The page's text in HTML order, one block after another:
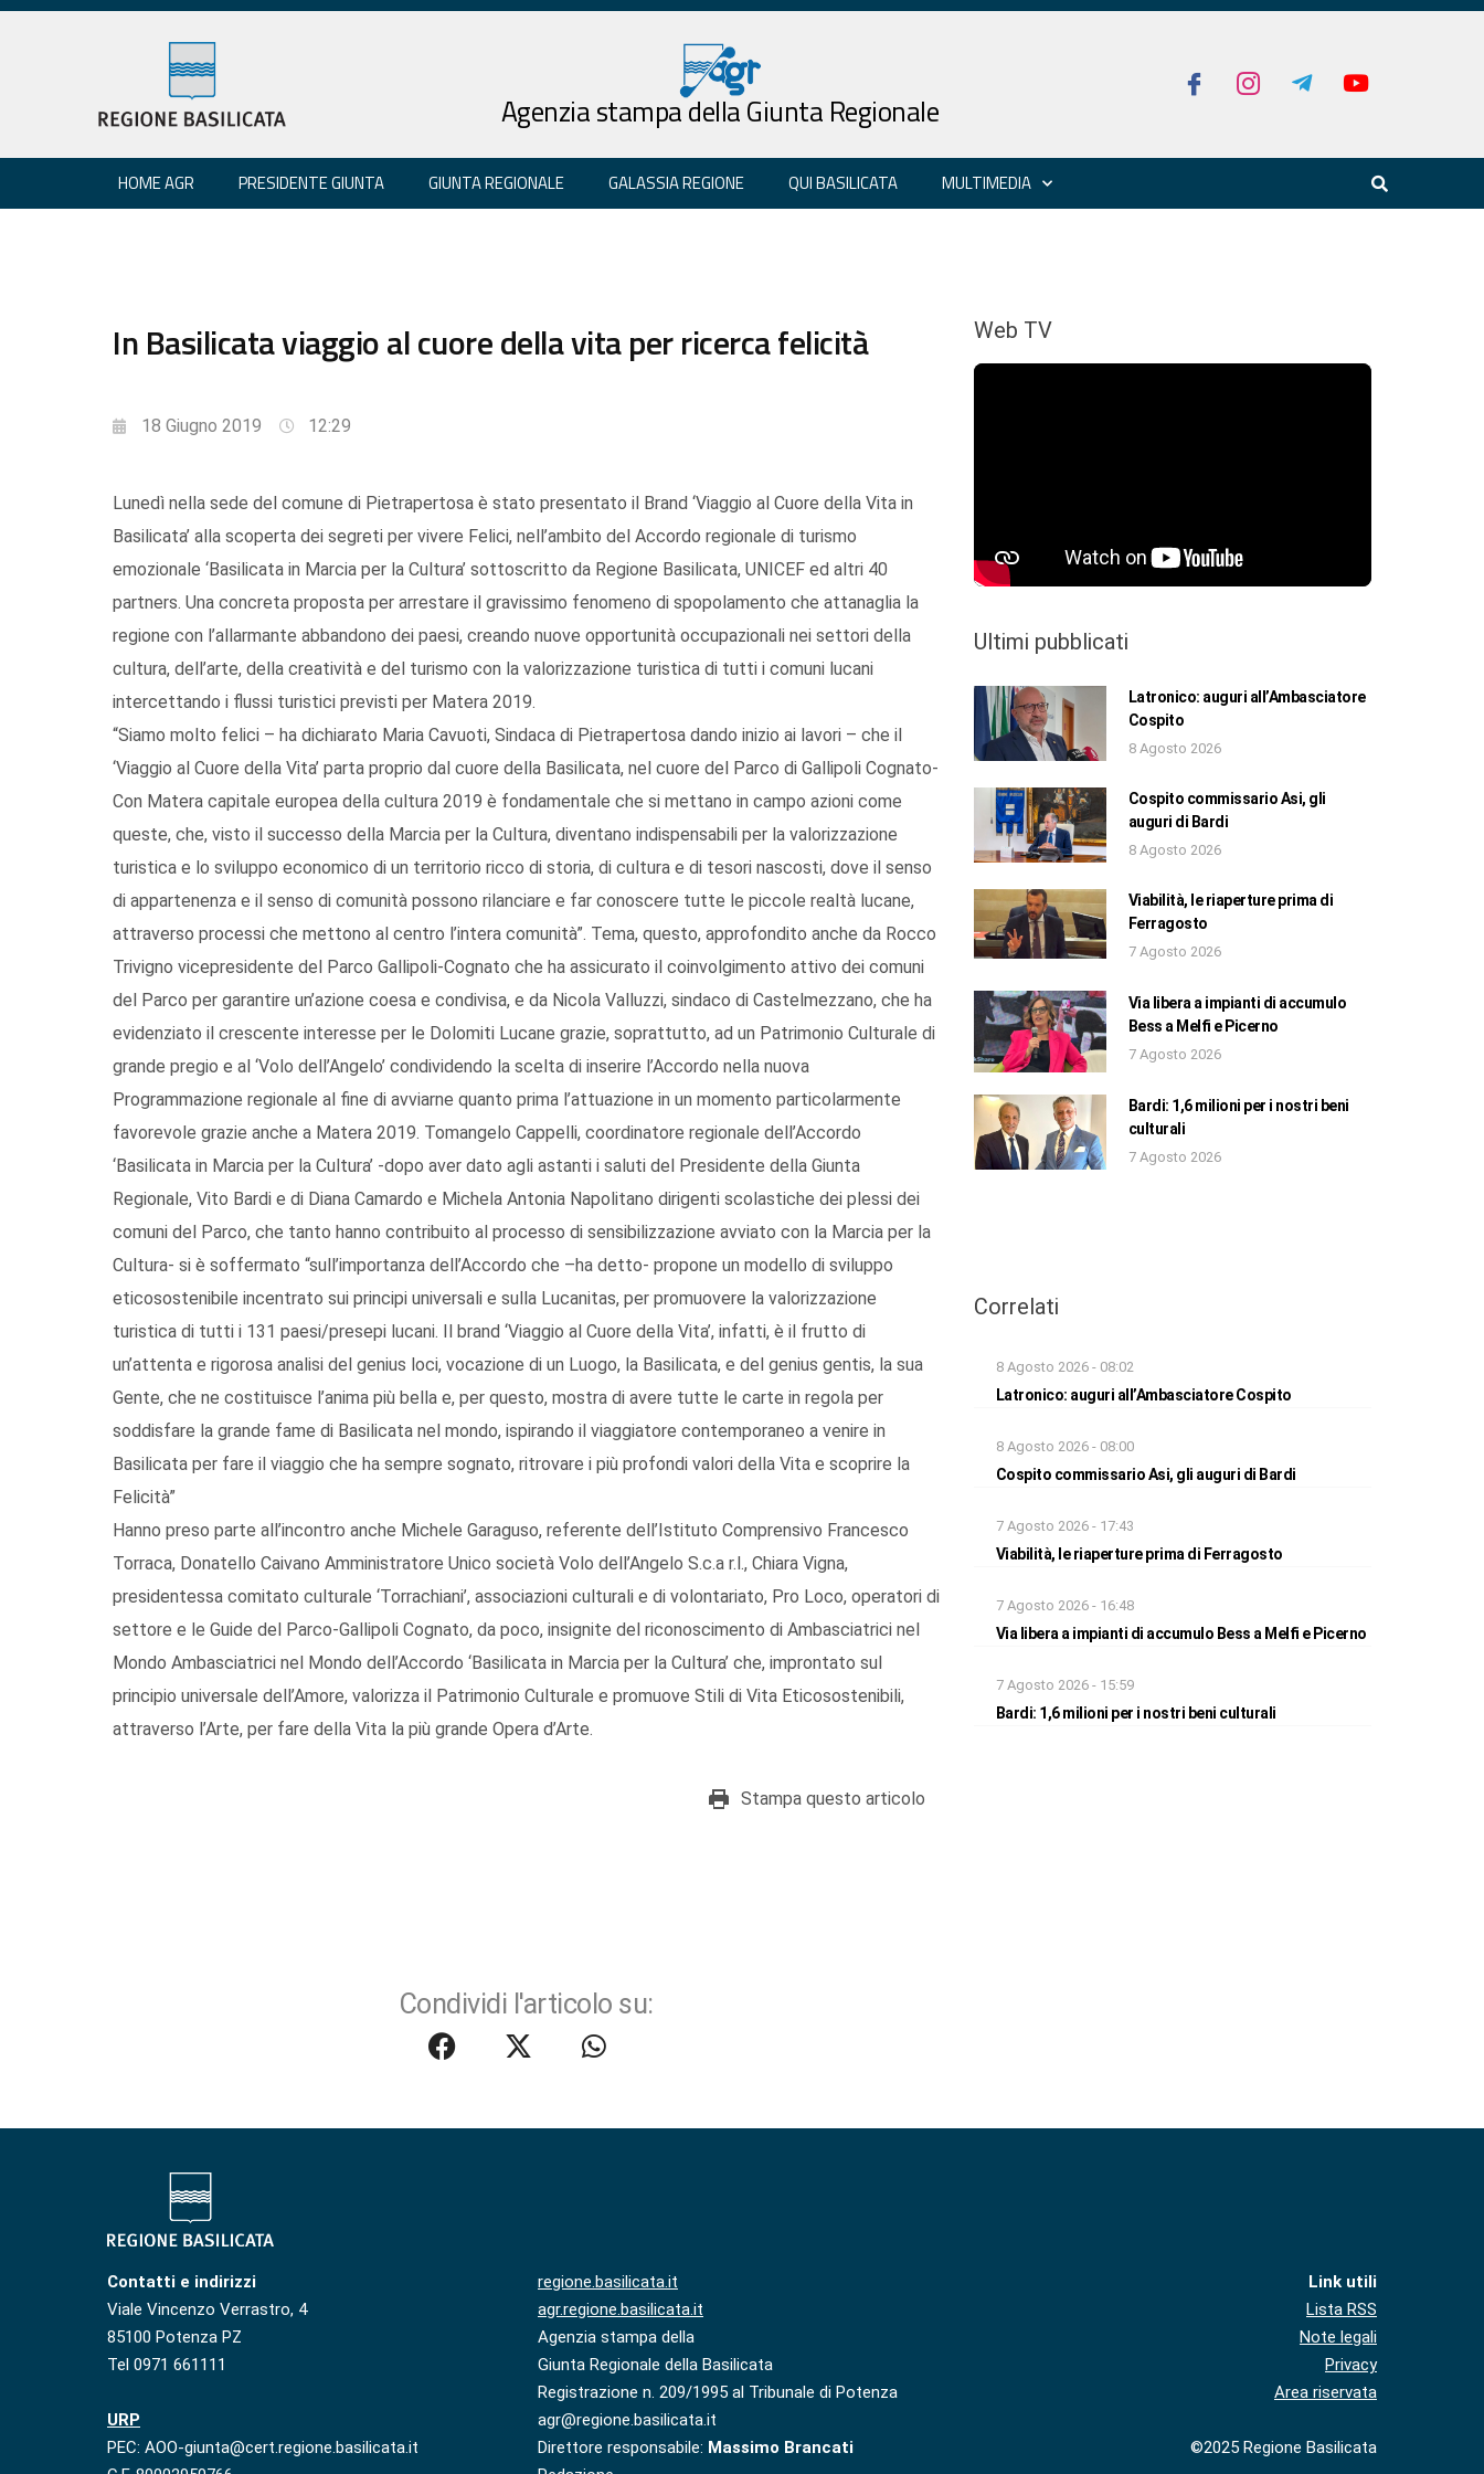
Agenzia stampa della Giunta Regionale
HOME AGR PRESIDENTE GIUNTA GIUNTA REGIONALE GALASSIA REGIONE QUI BASILICATA MULTIMEDIA
In Basilicata viaggio al cuore della vita per ricerca felicità
18 Giugno 2019 12:29
Lunedì nella sede del comune di Pietrapertosa è stato presentato il Brand ‘Viaggio al Cuore della Vita in
Basilicata’ alla scoperta dei segreti per vivere Felici, nell’ambito del Accordo regionale di turismo
emozionale ‘Basilicata in Marcia per la Cultura’ sottoscritto da Regione Basilicata, UNICEF ed altri 40
partners. Una concreta proposta per arrestare il gravissimo fenomeno di spopolamento che attanaglia la
regione con l’allarmante abbandono dei paesi, creando nuove opportunità occupazionali nei settori della
cultura, dell’arte, della creatività e del turismo con la valorizzazione turistica di tutti i comuni lucani
intercettando i flussi turistici previsti per Matera 2019.
“Siamo molto felici – ha dichiarato Maria Cavuoti, Sindaca di Pietrapertosa dando inizio ai lavori – che il
‘Viaggio al Cuore della Vita’ parta proprio dal cuore della Basilicata, nel cuore del Parco di Gallipoli Cognato-
Con Matera capitale europea della cultura 2019 è fondamentale che si mettano in campo azioni come
queste, che, visto il successo della Marcia per la Cultura, diventano indispensabili per la valorizzazione
turistica e lo sviluppo economico di un territorio ricco di storia, di cultura e di tesori nascosti, dove il senso
di appartenenza e il senso di comunità possono rilanciare e far conoscere tutte le piccole realtà lucane,
attraverso processi che mettono al centro l’intera comunità”. Tema, questo, approfondito anche da Rocco
Trivigno vicepresidente del Parco Gallipoli-Cognato che ha assicurato il coinvolgimento attivo dei comuni
del Parco per garantire un’azione coesa e condivisa, e da Nicola Valluzzi, sindaco di Castelmezzano, che ha
evidenziato il crescente interesse per le Dolomiti Lucane grazie, soprattutto, ad un Patrimonio Culturale di
grande pregio e al ‘Volo dell’Angelo’ condividendo la scelta di inserire l’Accordo nella nuova
Programmazione regionale al fine di avviarne quanto prima l’attuazione in un momento particolarmente
favorevole grazie anche a Matera 2019. Tomangelo Cappelli, coordinatore regionale dell’Accordo
‘Basilicata in Marcia per la Cultura’ -dopo aver dato agli astanti i saluti del Presidente della Giunta
Regionale, Vito Bardi e di Diana Camardo e Michela Antonia Napolitano dirigenti scolastiche dei plessi dei
comuni del Parco, che tanto hanno contribuito al processo di sensibilizzazione avviato con la Marcia per la
Cultura- si è soffermato “sull’importanza dell’Accordo che –ha detto- propone un modello di sviluppo
eticosostenibile incentrato sui principi universali e sulla Lucanitas, per promuovere la valorizzazione
turistica di tutti i 131 paesi/presepi lucani. Il brand ‘Viaggio al Cuore della Vita’, infatti, è il frutto di
un’attenta e rigorosa analisi del genius loci, vocazione di un Luogo, la Basilicata, e del genius gentis, la sua
Gente, che ne costituisce l’anima più bella e, per questo, mostra di avere tutte le carte in regola per
soddisfare la grande fame di Basilicata nel mondo, ispirando il viaggiatore contemporaneo a venire in
Basilicata per fare il viaggio che ha sempre sognato, ritrovare i più profondi valori della Vita e scoprire la
Felicità”
Hanno preso parte all’incontro anche Michele Garaguso, referente dell’Istituto Comprensivo Francesco
Torraca, Donatello Caivano Amministratore Unico società Volo dell’Angelo S.c.a r.l., Chiara Vigna,
presidentessa comitato culturale ‘Torrachiani’, associazioni culturali e di volontariato, Pro Loco, operatori di
settore e le Guide del Parco-Gallipoli Cognato, da poco, insignite del riconoscimento di Ambasciatrici nel
Mondo Ambasciatrici nel Mondo dell’Accordo ‘Basilicata in Marcia per la Cultura’ che, improntato sul
principio universale dell’Amore, valorizza il Patrimonio Culturale e promuove Stili di Vita Eticosostenibili,
attraverso l’Arte, per fare della Vita la più grande Opera d’Arte.
Stampa questo articolo
Condividi l'articolo su:
Web TV
Ultimi pubblicati
Latronico: auguri all’Ambasciatore
Cospito
8 Agosto 2026
Cospito commissario Asi, gli
auguri di Bardi
8 Agosto 2026
Viabilità, le riaperture prima di
Ferragosto
7 Agosto 2026
Via libera a impianti di accumulo
Bess a Melfi e Picerno
7 Agosto 2026
Bardi: 1,6 milioni per i nostri beni
culturali
7 Agosto 2026
Correlati
8 Agosto 2026 - 08:02
Latronico: auguri all’Ambasciatore Cospito
8 Agosto 2026 - 08:00
Cospito commissario Asi, gli auguri di Bardi
7 Agosto 2026 - 17:43
Viabilità, le riaperture prima di Ferragosto
7 Agosto 2026 - 16:48
Via libera a impianti di accumulo Bess a Melfi e Picerno
7 Agosto 2026 - 15:59
Bardi: 1,6 milioni per i nostri beni culturali
Contatti e indirizzi
Viale Vincenzo Verrastro, 4
85100 Potenza PZ
Tel 0971 661111
URP
PEC: AOO-giunta@cert.regione.basilicata.it
regione.basilicata.it
agr.regione.basilicata.it
Agenzia stampa della
Giunta Regionale della Basilicata
Registrazione n. 209/1995 al Tribunale di Potenza
agr@regione.basilicata.it
Direttore responsabile: Massimo Brancati
Link utili
Lista RSS
Note legali
Privacy
Area riservata
©2025 Regione Basilicata